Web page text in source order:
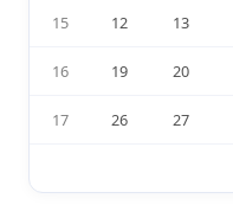
15 12 13
16 19 20
17 26 27